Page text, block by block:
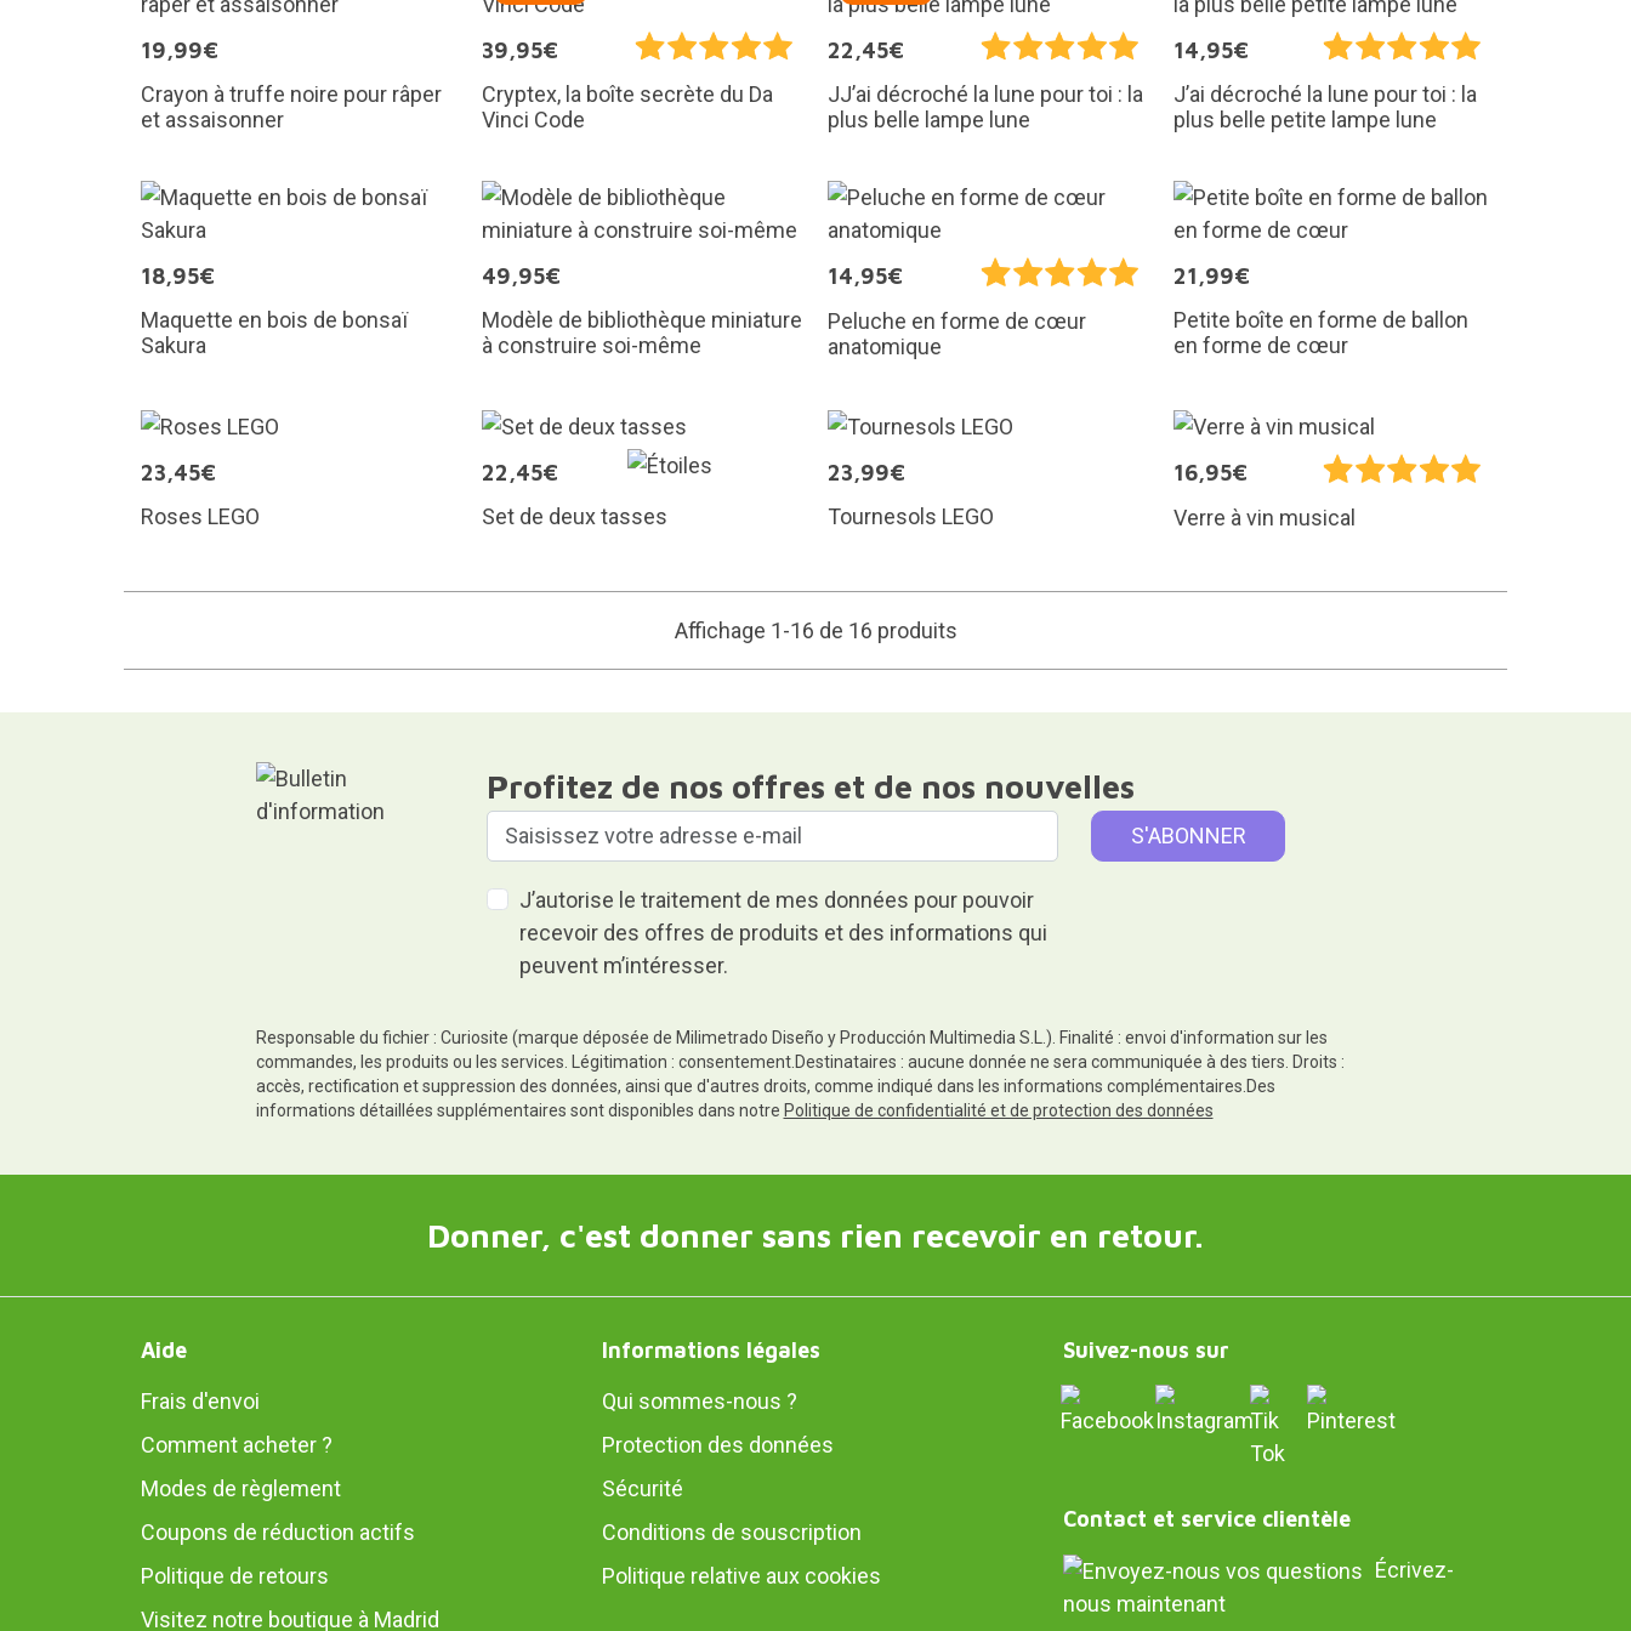
19,99€
Crayon à truffe noire pour râper
et assaisonner
39,95€
Cryptex, la boîte secrète du Da
Vinci Code
22,45€
JJ’ai décroché la lune pour toi : la
plus belle lampe lune
14,95€
J’ai décroché la lune pour toi : la
plus belle petite lampe lune
18,95€
Maquette en bois de bonsaï
Sakura
49,95€
Modèle de bibliothèque miniature
à construire soi-même
14,95€
Peluche en forme de cœur
anatomique
21,99€
Petite boîte en forme de ballon
en forme de cœur
23,45€
Roses LEGO
22,45€
Set de deux tasses
23,99€
Tournesols LEGO
16,95€
Verre à vin musical
Affichage 1-16 de 16 produits
Profitez de nos offres et de nos nouvelles
J’autorise le traitement de mes données pour pouvoir
recevoir des offres de produits et des informations qui
peuvent m’intéresser.
Responsable du fichier : Curiosite (marque déposée de Milimetrado Diseño y Producción Multimedia S.L.). Finalité : envoi d'information sur les
commandes, les produits ou les services. Légitimation : consentement.Destinataires : aucune donnée ne sera communiquée à des tiers. Droits :
accès, rectification et suppression des données, ainsi que d'autres droits, comme indiqué dans les informations complémentaires.Des
informations détaillées supplémentaires sont disponibles dans notre Politique de confidentialité et de protection des données
Donner, c'est donner sans rien recevoir en retour.
Aide
Frais d'envoi
Comment acheter ?
Modes de règlement
Coupons de réduction actifs
Politique de retours
Visitez notre boutique à Madrid
Informations légales
Qui sommes-nous ?
Protection des données
Sécurité
Conditions de souscription
Politique relative aux cookies
Suivez-nous sur
Contact et service clientèle
Écrivez-
nous maintenant